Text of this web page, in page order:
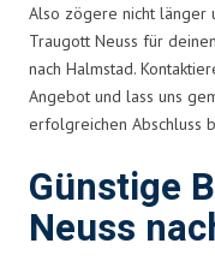
Also zögere nicht länger
Traugott Neuss für
nach Halmstad.
Angebot und lass uns
erfolgreichen Abschluss
Günstige
Neuss